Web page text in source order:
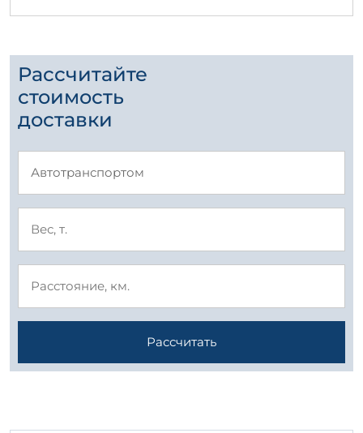
Рассчитайте
стоимость
доставки
Рассчитать